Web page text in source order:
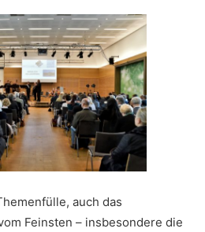
auch das
Feinsten – insbesondere die